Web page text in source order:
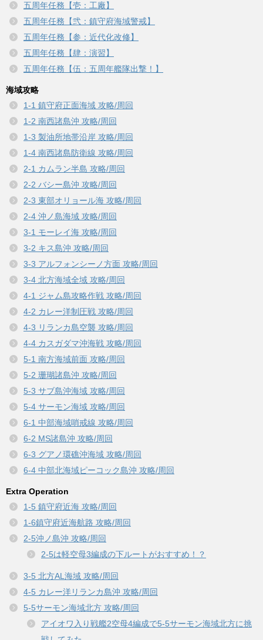
五周年任務【壱：工廠】
五周年任務【弐：鎮守府海域警戒】
五周年任務【参：近代化改修】
五周年任務【肆：演習】
五周年任務【伍：五周年艦隊出撃！】
海域攻略
1-1 鎮守府正面海域 攻略/周回
1-2 南西諸島沖 攻略/周回
1-3 製油所地帯沿岸 攻略/周回
1-4 南西諸島防衛線 攻略/周回
2-1 カムラン半島 攻略/周回
2-2 バシー島沖 攻略/周回
2-3 東部オリョール海 攻略/周回
2-4 沖ノ島海域 攻略/周回
3-1 モーレイ海 攻略/周回
3-2 キス島沖 攻略/周回
3-3 アルフォンシーノ方面 攻略/周回
3-4 北方海域全域 攻略/周回
4-1 ジャム島攻略作戦 攻略/周回
4-2 カレー洋制圧戦 攻略/周回
4-3 リランカ島空襲 攻略/周回
4-4 カスガダマ沖海戦 攻略/周回
5-1 南方海域前面 攻略/周回
5-2 珊瑚諸島沖 攻略/周回
5-3 サブ島沖海域 攻略/周回
5-4 サーモン海域 攻略/周回
6-1 中部海域哨戒線 攻略/周回
6-2 MS諸島沖 攻略/周回
6-3 グアノ環礁沖海域 攻略/周回
6-4 中部北海域ピーコック島沖 攻略/周回
Extra Operation
1-5 鎮守府近海 攻略/周回
1-6鎮守府近海航路 攻略/周回
2-5沖ノ島沖 攻略/周回
2-5は軽空母3編成の下ルートがおすすめ！？
3-5 北方AL海域 攻略/周回
4-5 カレー洋リランカ島沖 攻略/周回
5-5サーモン海域北方 攻略/周回
アイオワ入り戦艦2空母4編成で5-5サーモン海域北方に挑